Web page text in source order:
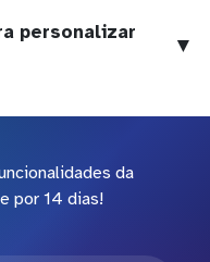
personalizar
▼
da
por 14 dias!